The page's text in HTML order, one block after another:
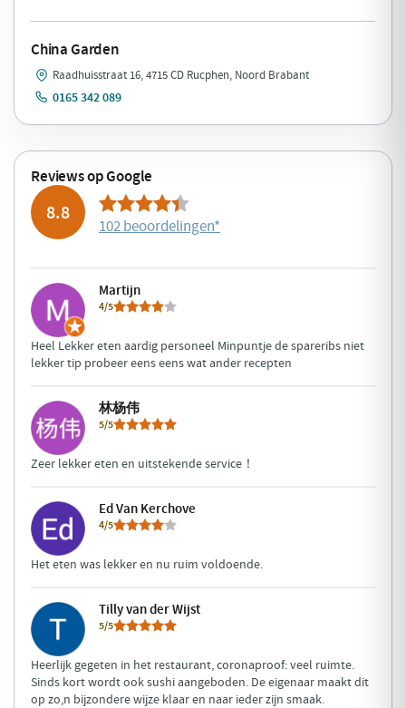
China Garden
Raadhuisstraat 16, 4715 CD Rucphen, Noord Brabant
0165 342 089
Reviews op Google
8.8
102 beoordelingen*
Martijn
4/5
Heel Lekker eten aardig personeel Minpuntje de spareribs niet
lekker tip probeer eens eens wat ander recepten
林杨伟
5/5
Zeer lekker eten en uitstekende service！
Ed Van Kerchove
4/5
Het eten was lekker en nu ruim voldoende.
Tilly van der Wijst
5/5
Heerlijk gegeten in het restaurant, coronaproof: veel ruimte.
Sinds kort wordt ook sushi aangeboden. De eigenaar maakt dit
op zo,n bijzondere wijze klaar en naar ieder zijn smaak.